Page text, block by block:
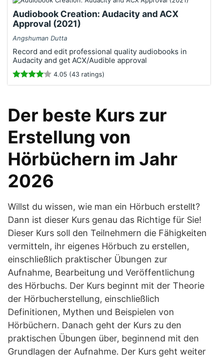
Audiobook Creation: Audacity and ACX
Approval (2021)
Angshuman Dutta
Record and edit professional quality audiobooks in
Audacity and get ACX/Audible approval
4.05 (43 ratings)
Der beste Kurs zur
Erstellung von
Hörbüchern im Jahr
2026
Willst du wissen, wie man ein Hörbuch erstellt?
Dann ist dieser Kurs genau das Richtige für Sie!
Dieser Kurs soll den Teilnehmern die Fähigkeiten
vermitteln, ihr eigenes Hörbuch zu erstellen,
einschließlich praktischer Übungen zur
Aufnahme, Bearbeitung und Veröffentlichung
des Hörbuchs. Der Kurs beginnt mit der Theorie
der Hörbucherstellung, einschließlich
Definitionen, Mythen und Beispielen von
Hörbüchern. Danach geht der Kurs zu den
praktischen Übungen über, beginnend mit den
Grundlagen der Aufnahme. Der Kurs geht weiter